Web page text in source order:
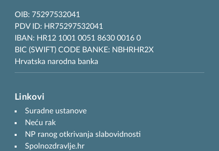
OIB: 75297532041
PDV ID: HR75297532041
IBAN: HR12 1001 0051 8630 0016 0
BIC (SWIFT) CODE BANKE: NBHRHR2X
Hrvatska narodna banka
Linkovi
Suradne ustanove
Neću rak
NP ranog otkrivanja slabovidnosti
Spolnozdravlje.hr